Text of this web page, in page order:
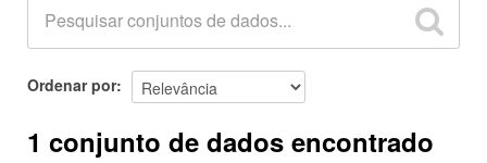
Grupos
Sobre
Ordenar por
1 conjunto de dados encontrado